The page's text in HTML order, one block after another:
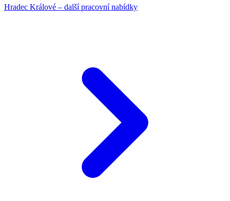
Hradec Králové – další pracovní nabídky